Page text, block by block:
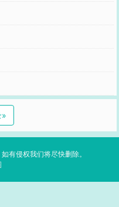
»
有侵权我们将尽快删除。